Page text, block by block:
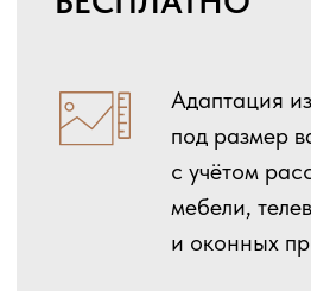
сделали индивидуальную
цветокоррекцию.
Миниатюра всего панно,
которая прикладывается
к заказу, и с ней удобно